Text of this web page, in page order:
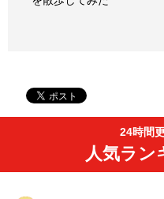
24時間
人気ラン